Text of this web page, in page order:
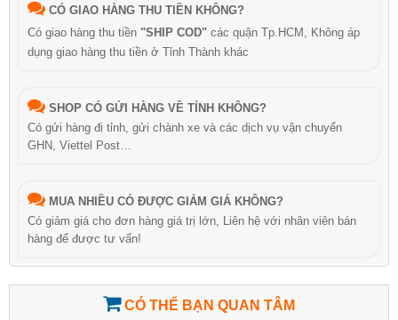
CÓ GIAO HÀNG THU TIỀN KHÔNG?
Có giao hàng thu tiền "SHIP COD" các quận Tp.HCM, Không áp
dụng giao hàng thu tiền ở Tỉnh Thành khác
SHOP CÓ GỬI HÀNG VỀ TỈNH KHÔNG?
Có gửi hàng đi tỉnh, gửi chành xe và các dịch vụ vận chuyển
GHN, Viettel Post…
MUA NHIỀU CÓ ĐƯỢC GIẢM GIÁ KHÔNG?
Có giảm giá cho đơn hàng giá trị lớn, Liên hệ với nhân viên bán
hàng để được tư vấn!
CÓ THỂ BẠN QUAN TÂM